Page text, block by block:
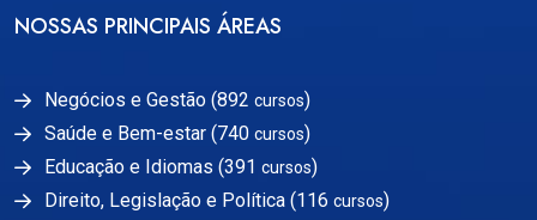
NOSSAS PRINCIPAIS ÁREAS
Negócios e Gestão (892 cursos)
Saúde e Bem-estar (740 cursos)
Educação e Idiomas (391 cursos)
Direito, Legislação e Política (116 cursos)